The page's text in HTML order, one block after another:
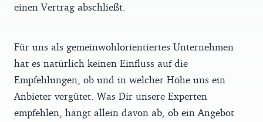
einen Vertrag abschließt.
Für uns als gemeinwohlorientiertes Unternehmen
hat es natürlich keinen Einfluss auf die
Empfehlungen, ob und in welcher Höhe uns ein
Anbieter vergütet. Was Dir unsere Experten
empfehlen, hängt allein davon ab, ob ein Angebot